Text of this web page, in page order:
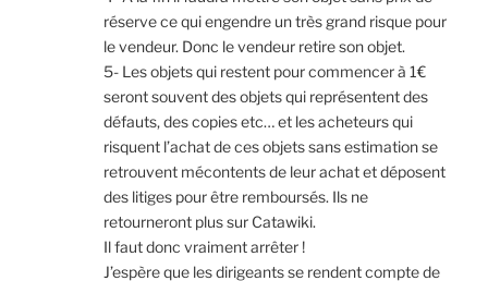
réserve ce qui engendre un très grand risque pour
le vendeur. Donc le vendeur retire son objet.
5- Les objets qui restent pour commencer à 1€
seront souvent des objets qui représentent des
défauts, des copies etc… et les acheteurs qui
risquent l’achat de ces objets sans estimation se
retrouvent mécontents de leur achat et déposent
des litiges pour être remboursés. Ils ne
retourneront plus sur Catawiki.
Il faut donc vraiment arrêter !
J’espère que les dirigeants se rendent compte de